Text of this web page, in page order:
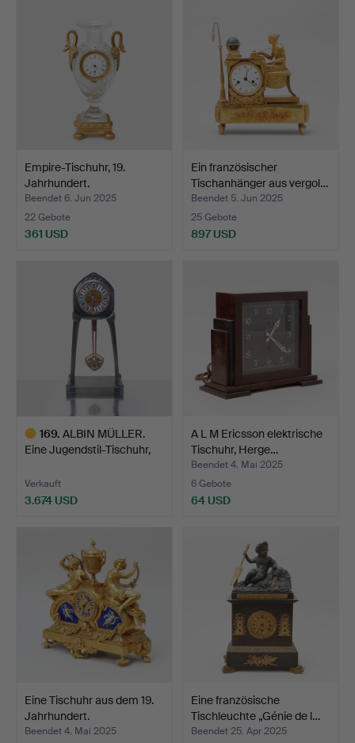
Empire-Tischuhr, 19.
Jahrhundert.
Beendet 6. Jun 2025
22 Gebote
361 USD
Ein französischer
Tischanhänger aus vergol…
Beendet 5. Jun 2025
25 Gebote
897 USD
169. ALBIN MÜLLER.
Eine Jugendstil-Tischuhr,
Verkauft
3.674 USD
A L M Ericsson elektrische
Tischuhr, Herge…
Beendet 4. Mai 2025
6 Gebote
64 USD
Eine Tischuhr aus dem 19.
Jahrhundert.
Beendet 4. Mai 2025
Eine französische
Tischleuchte „Génie de l…
Beendet 25. Apr 2025